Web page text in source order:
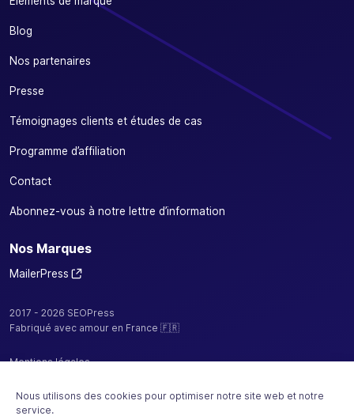
Nous utilisons des cookies pour optimiser notre site web et notre
service.
Blog
Nos partenaires
Presse
Témoignages clients et études de cas
Programme d’affiliation
Contact
Abonnez-vous à notre lettre d’information
Nos Marques
MailerPress
2017 - 2026 SEOPress
Fabriqué avec amour en France 🇫🇷
Mentions légales